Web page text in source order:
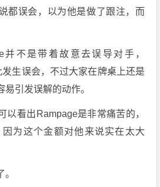
都误会，以为他是做了跟注，而
并不是带着故意去误导对手，
生误会，不过大家在牌桌上还是
引发误解的动作。
以看出Rampage是非常痛苦的，
为这个金额对他来说实在太大